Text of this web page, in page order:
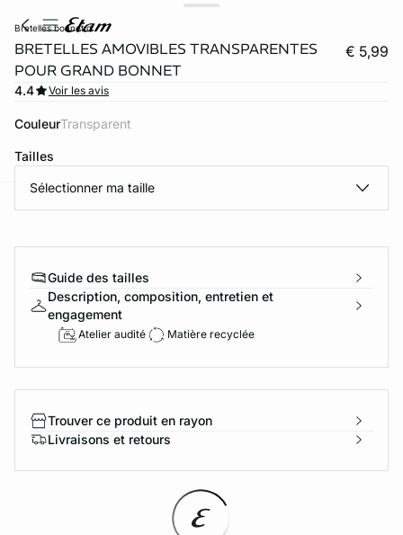
bretelles bonnet d
BRETELLES AMOVIBLES TRANSPARENTES
POUR GRAND BONNET
€ 5,99
4.4 Voir les avis
Couleur transparent
Tailles
Sélectionner ma taille
Guide des tailles
Description, composition, entretien et
engagement
Atelier audité Matière recyclée
Trouver ce produit en rayon
Livraisons et retours